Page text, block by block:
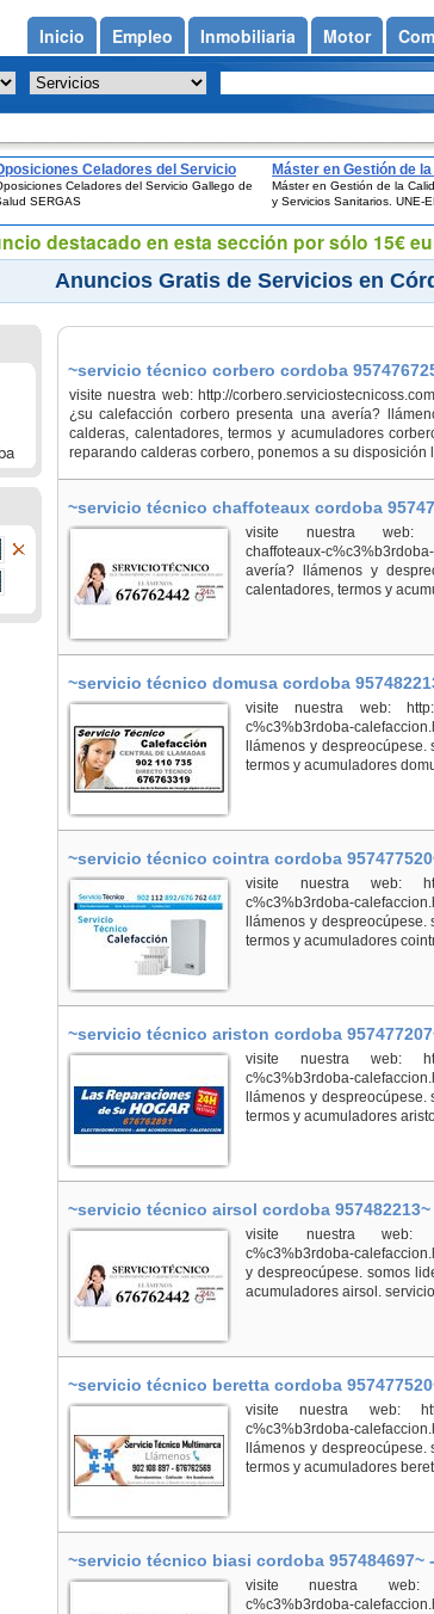
Celadores del Servicio
de Salud SERGAS
Celadores del Servicio Gallego de
SERGAS
Máster en Gestión de
Productos y Servicios
EN ISO 13485
Máster en Gestión de la
y Servicios Sanitarios. UNE-
Anuncios Gratis de Servicios en
~servicio técnico corbero cordoba
visite nuestra web: http://
¿su calefacción corbero presenta una avería?
calderas, calentadores, termos y acumuladores
reparando calderas corbero, ponemos a su
~servicio técnico chaffoteaux cordoba
visite nuestra web:
chaffoteaux-
avería? llámenos y
calentadores, termos y
~servicio técnico domusa cordoba
visite nuestra web: http://
c%c3%b3rdoba-
llámenos y
termos y acumuladores
~servicio técnico cointra cordoba
visite nuestra web: http://
c%c3%b3rdoba-
llámenos y
termos y acumuladores
~servicio técnico ariston cordoba
visite nuestra web: http://
c%c3%b3rdoba-
llámenos y
termos y acumuladores
~servicio técnico airsol cordoba
visite nuestra web:
c%c3%b3rdoba-
y despreocúpese. somos
acumuladores airsol.
~servicio técnico beretta cordoba
visite nuestra web: http://
c%c3%b3rdoba-
llámenos y
termos y acumuladores
~servicio técnico biasi cordoba 957484697~
visite nuestra web:
c%c3%b3rdoba-
Inicio Empleo Inmobiliaria Motor
destacado en esta sección por sólo 15€